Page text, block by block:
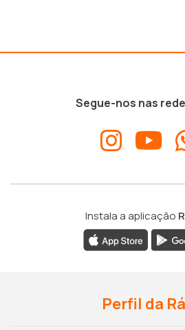
Segue-nos nas
Instala a aplicação
Perfil da